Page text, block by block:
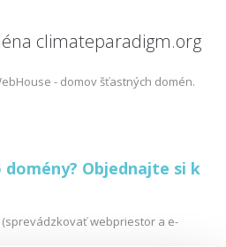
climateparadigm.org
- domov šťastných domén.
Objednajte si k
webpriestor a e-